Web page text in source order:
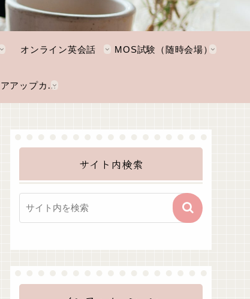
オンライン英会話 MOS試験（随時会場）
NKTキャリアアップカレッジ
サイト内検索